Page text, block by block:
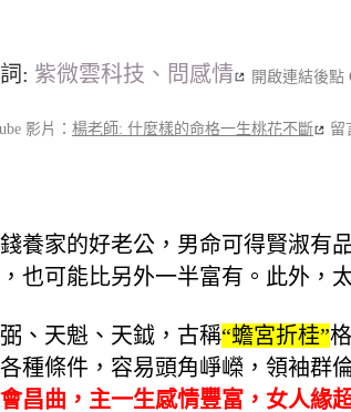
: 紫微雲科技、問感情 開啟連結後點
影片： 楊老師: 什麼樣的命格一生桃花不斷 留
養家的好老公，男命可得賢淑有
也可能比另外一半富有。此外，
、天魁、天鉞，古稱“蟾宮折桂”
種條件，容易頭角崢嶸，領袖群
昌曲，主一生感情豐富，女人緣